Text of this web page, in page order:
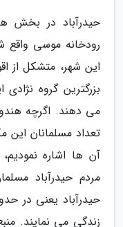
حیدرآباد در بخش
این شهر، متشکل از
بزرگترین گروه
می دهند. اگرچه
تعداد مسلمانان این
مردم حیدرآباد
زندگی می نمایند.